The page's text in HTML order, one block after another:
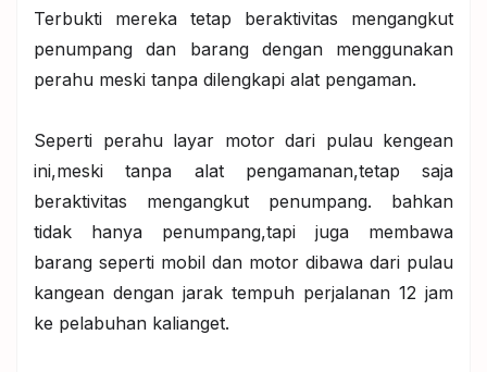
Terbukti mereka tetap beraktivitas mengangkut
penumpang dan barang dengan menggunakan
perahu meski tanpa dilengkapi alat pengaman.
Seperti perahu layar motor dari pulau kengean
ini,meski tanpa alat pengamanan,tetap saja
beraktivitas mengangkut penumpang. bahkan
tidak hanya penumpang,tapi juga membawa
barang seperti mobil dan motor dibawa dari pulau
kangean dengan jarak tempuh perjalanan 12 jam
ke pelabuhan kalianget.